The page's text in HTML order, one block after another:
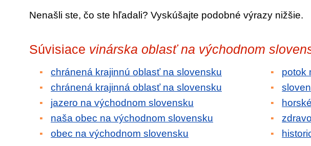
Nenašli ste, čo ste hľadali? Vyskúšajte podobné výrazy nižšie.
Súvisiace vinárska oblasť na východnom
chránená krajinnú oblasť na slovensku
chránená krajinná oblasť na slovensku
jazero na východnom slovensku
naša obec na východnom slovensku
obec na východnom slovensku
potok